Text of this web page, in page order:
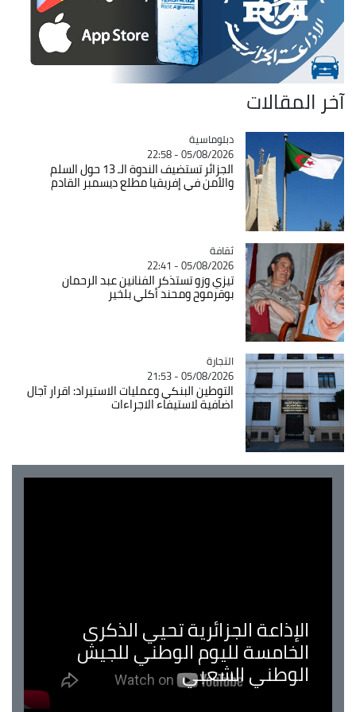
آخر المقالات
Catégorie
دبلوماسية
05/08/2026 - 22:58
الجزائر تستضيف الندوة الـ 13 حول السلم
والأمن في إفريقيا مطلع ديسمبر القادم
Catégorie
ثقافة
05/08/2026 - 22:41
تيزي وزو تستذكر الفنانين عبد الرحمان
بوقرموح ومحند أكلي بلخير
Catégorie
التجارة
05/08/2026 - 21:53
التوطين البنكي وعمليات الاستيراد: اقرار آجال
اضافية لاستيفاء الاجراءات
الإذاعة الجزائرية تحيي الذكرى
الخامسة لليوم الوطني للجيش
الوطني الشعبي